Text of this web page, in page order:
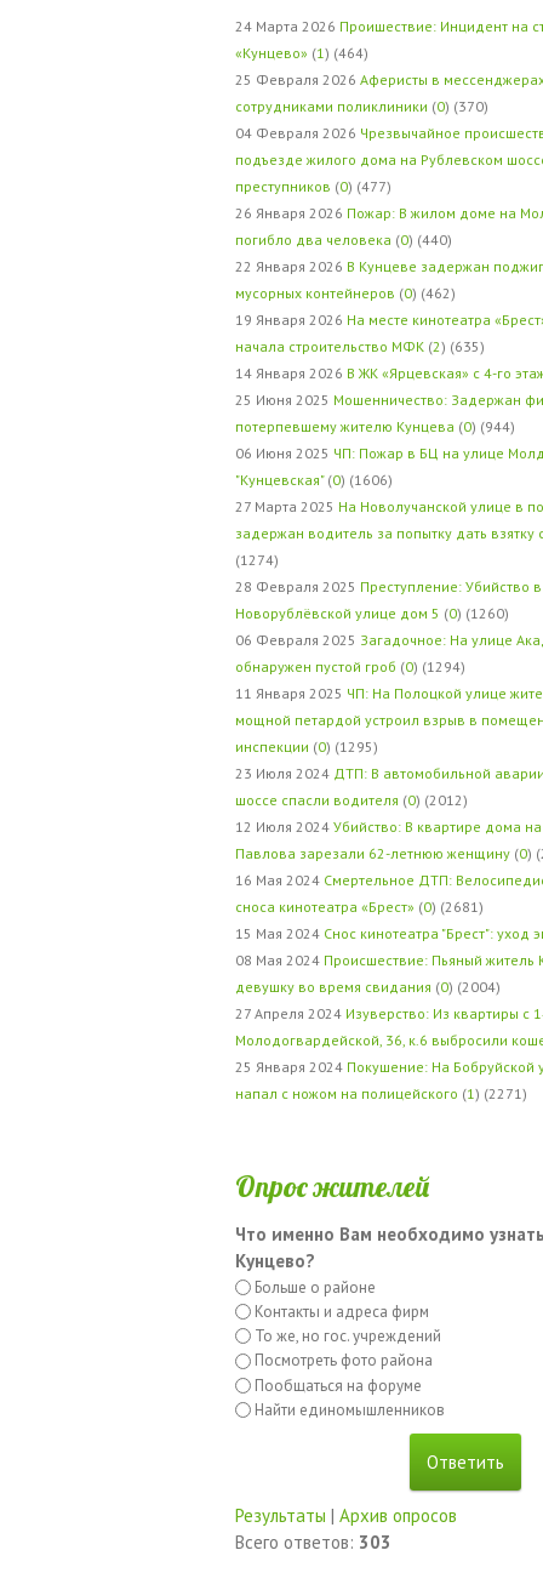
24 Марта 2026 Проишествие: Инцидент на
«Кунцево» (1 ) (464)
25 Февраля 2026 Аферисты в
сотрудниками поликлиники (0) (370)
04 Февраля 2026 Чрезвычайное
подъезде жилого дома на Рублевском
преступников (0) (477)
26 Января 2026 Пожар: В жилом доме на
погибло два человека (0) (440)
22 Января 2026 В Кунцеве задержан
мусорных контейнеров (0) (462)
19 Января 2026 На месте кинотеатра
начала строительство МФК (2) (635)
14 Января 2026 В ЖК «Ярцевская» с 4-го
25 Июня 2025 Мошенничество: Задержан
потерпевшему жителю Кунцева (0) (944)
06 Июня 2025 ЧП: Пожар в БЦ на улице
"Кунцевская" (0) (1606)
27 Марта 2025 На Новолучанской улице в
задержан водитель за попытку дать
(1274)
28 Февраля 2025 Преступление: Убийство
Новорублёвской улице дом 5 (0) (1260)
06 Февраля 2025 Загадочное: На улице
обнаружен пустой гроб (0) (1294)
11 Января 2025 ЧП: На Полоцкой улице
мощной петардой устроил взрыв в
инспекции (0) (1295)
23 Июля 2024 ДТП: В автомобильной
шоссе спасли водителя (0) (2012)
12 Июля 2024 Убийство: В квартире дома
Павлова зарезали 62-летнюю женщину (0)
16 Мая 2024 Смертельное ДТП:
сноса кинотеатра «Брест» (0) (2681)
15 Мая 2024 Снос кинотеатра "Брест": уход
08 Мая 2024 Происшествие: Пьяный житель
девушку во время свидания (0) (2004)
27 Апреля 2024 Изуверство: Из квартиры с
Молодогвардейской, 36, к.6 выбросили
25 Января 2024 Покушение: На Бобруйской
напал с ножом на полицейского (1 ) (2271)
Опрос жителей
Что именно Вам необходимо
Кунцево?
Больше о районе
Контакты и адреса фирм
То же, но гос. учреждений
Посмотреть фото района
Пообщаться на форуме
Найти единомышленников
Результаты | Архив опросов
Всего ответов: 303